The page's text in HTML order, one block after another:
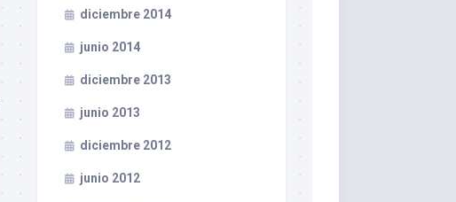
diciembre 2014
junio 2014
diciembre 2013
junio 2013
diciembre 2012
junio 2012